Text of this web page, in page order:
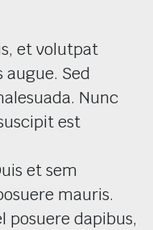
et volutpat
augue. Sed
Nunc
est
et sem
mauris.
posuere dapibus,